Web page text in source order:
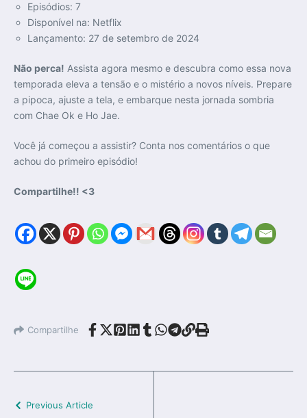
Episódios: 7
Disponível na: Netflix
Lançamento: 27 de setembro de 2024
Não perca! Assista agora mesmo e descubra como essa nova
temporada eleva a tensão e o mistério a novos níveis. Prepare
a pipoca, ajuste a tela, e embarque nesta jornada sombria
com Chae Ok e Ho Jae.
Você já começou a assistir? Conta nos comentários o que
achou do primeiro episódio!
Compartilhe!! <3
Compartilhe
Previous Article